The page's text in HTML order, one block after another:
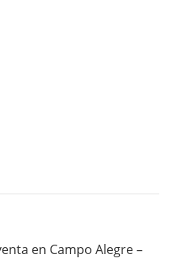
en Campo Alegre –